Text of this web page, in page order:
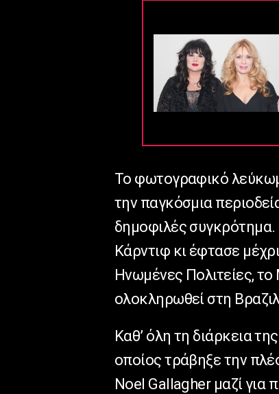
Το φωτογραφικό
την παγκόσμια
δημοφιλές συγκρότημα.
Κάρντιφ κι έφτασε
Ηνωμένες Πολιτείες, το
ολοκληρωθεί στη
Καθ’ όλη τη διάρκεια
οποίος τράβηξε την
Noel Gallagher μαζί για